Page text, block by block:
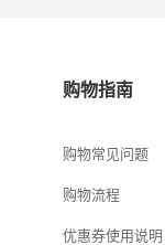
购物指南
购物常见问题
购物流程
优惠券使用说明